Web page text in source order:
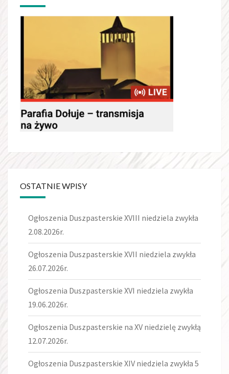
OSTATNIE WPISY
Ogłoszenia Duszpasterskie XVIII niedziela zwykła
2.08.2026r.
Ogłoszenia Duszpasterskie XVII niedziela zwykła
26.07.2026r.
Ogłoszenia Duszpasterskie XVI niedziela zwykła
19.06.2026r.
Ogłoszenia Duszpasterskie na XV niedzielę zwykłą
12.07.2026r.
Ogłoszenia Duszpasterskie XIV niedziela zwykła 5